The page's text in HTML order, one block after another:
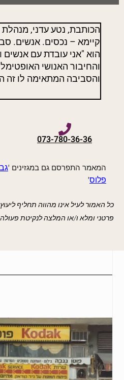
הכותבת, נטע עדני,
קיימא – נכסים. אנשים.
הוא "אני עובדת עם
והחיבור האנושי
והסביבה המתאימה לו זה
073-780-36-36
המאמר התפרסם גם במגזינים '
פלוס'
כל האמור לעיל אינו מהווה תחליף ל
פרטני ומלא ו/או המלצה לנקיטת